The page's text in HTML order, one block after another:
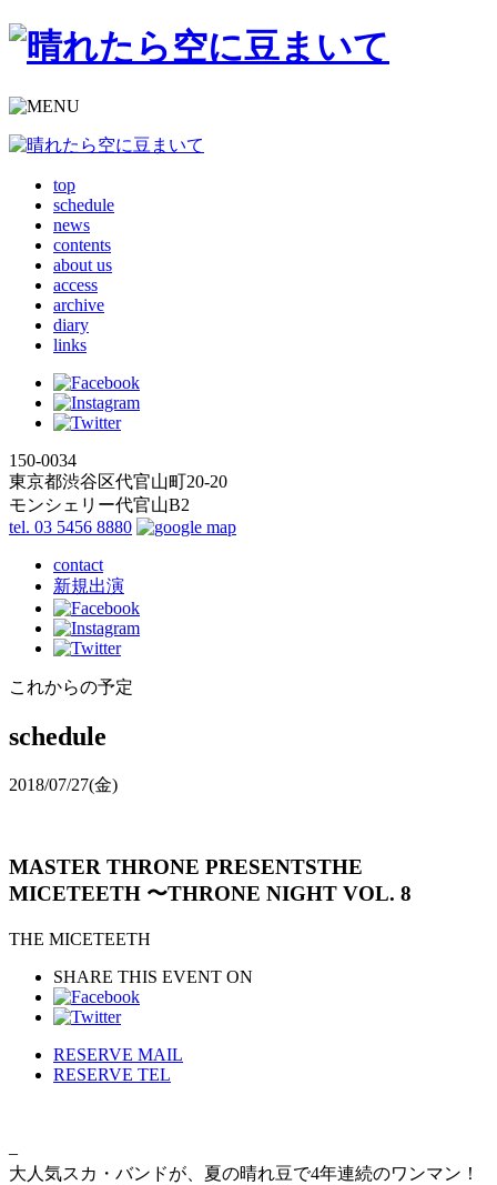
top
schedule
news
contents
about us
access
archive
diary
links
150-0034
東京都渋谷区代官山町20-20
モンシェリー代官山B2
tel. 03 5456 8880
contact
新規出演
これからの予定
schedule
2018/07/27(金)
MASTER THRONE PRESENTSTHE
MICETEETH 〜THRONE NIGHT VOL. 8
THE MICETEETH
SHARE THIS EVENT ON
RESERVE MAIL
RESERVE TEL
–
大人気スカ・バンドが、夏の晴れ豆で4年連続のワンマン！